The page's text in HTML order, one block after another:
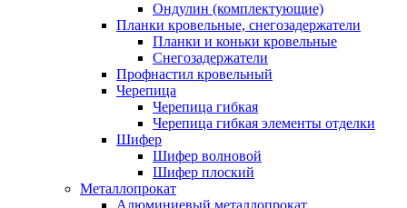
Ондулин (комплектующие)
Планки кровельные, снегозадержатели
Планки и коньки кровельные
Снегозадержатели
Профнастил кровельный
Черепица
Черепица гибкая
Черепица гибкая элементы отделки
Шифер
Шифер волновой
Шифер плоский
Металлопрокат
Алюминиевый металлопрокат